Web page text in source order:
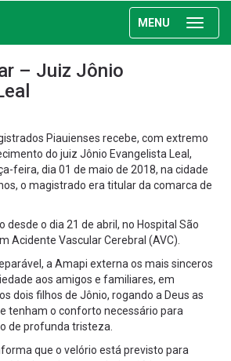
MENU
– Juiz Jônio
Piauienses recebe, com extremo
do juiz Jônio Evangelista Leal,
feira, dia 01 de maio de 2018, na cidade
o magistrado era titular da comarca de
desde o dia 21 de abril, no Hospital São
Acidente Vascular Cerebral (AVC).
a Amapi externa os mais sinceros
aos amigos e familiares, em
dois filhos de Jônio, rogando a Deus as
tenham o conforto necessário para
de profunda tristeza.
que o velório está previsto para